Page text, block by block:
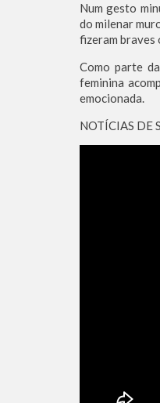
Num gesto
do milenar
fizeram braves
Como parte
feminina
emocionada.
NOTÍCIAS DE